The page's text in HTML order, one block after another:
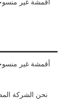
نحن الشركة